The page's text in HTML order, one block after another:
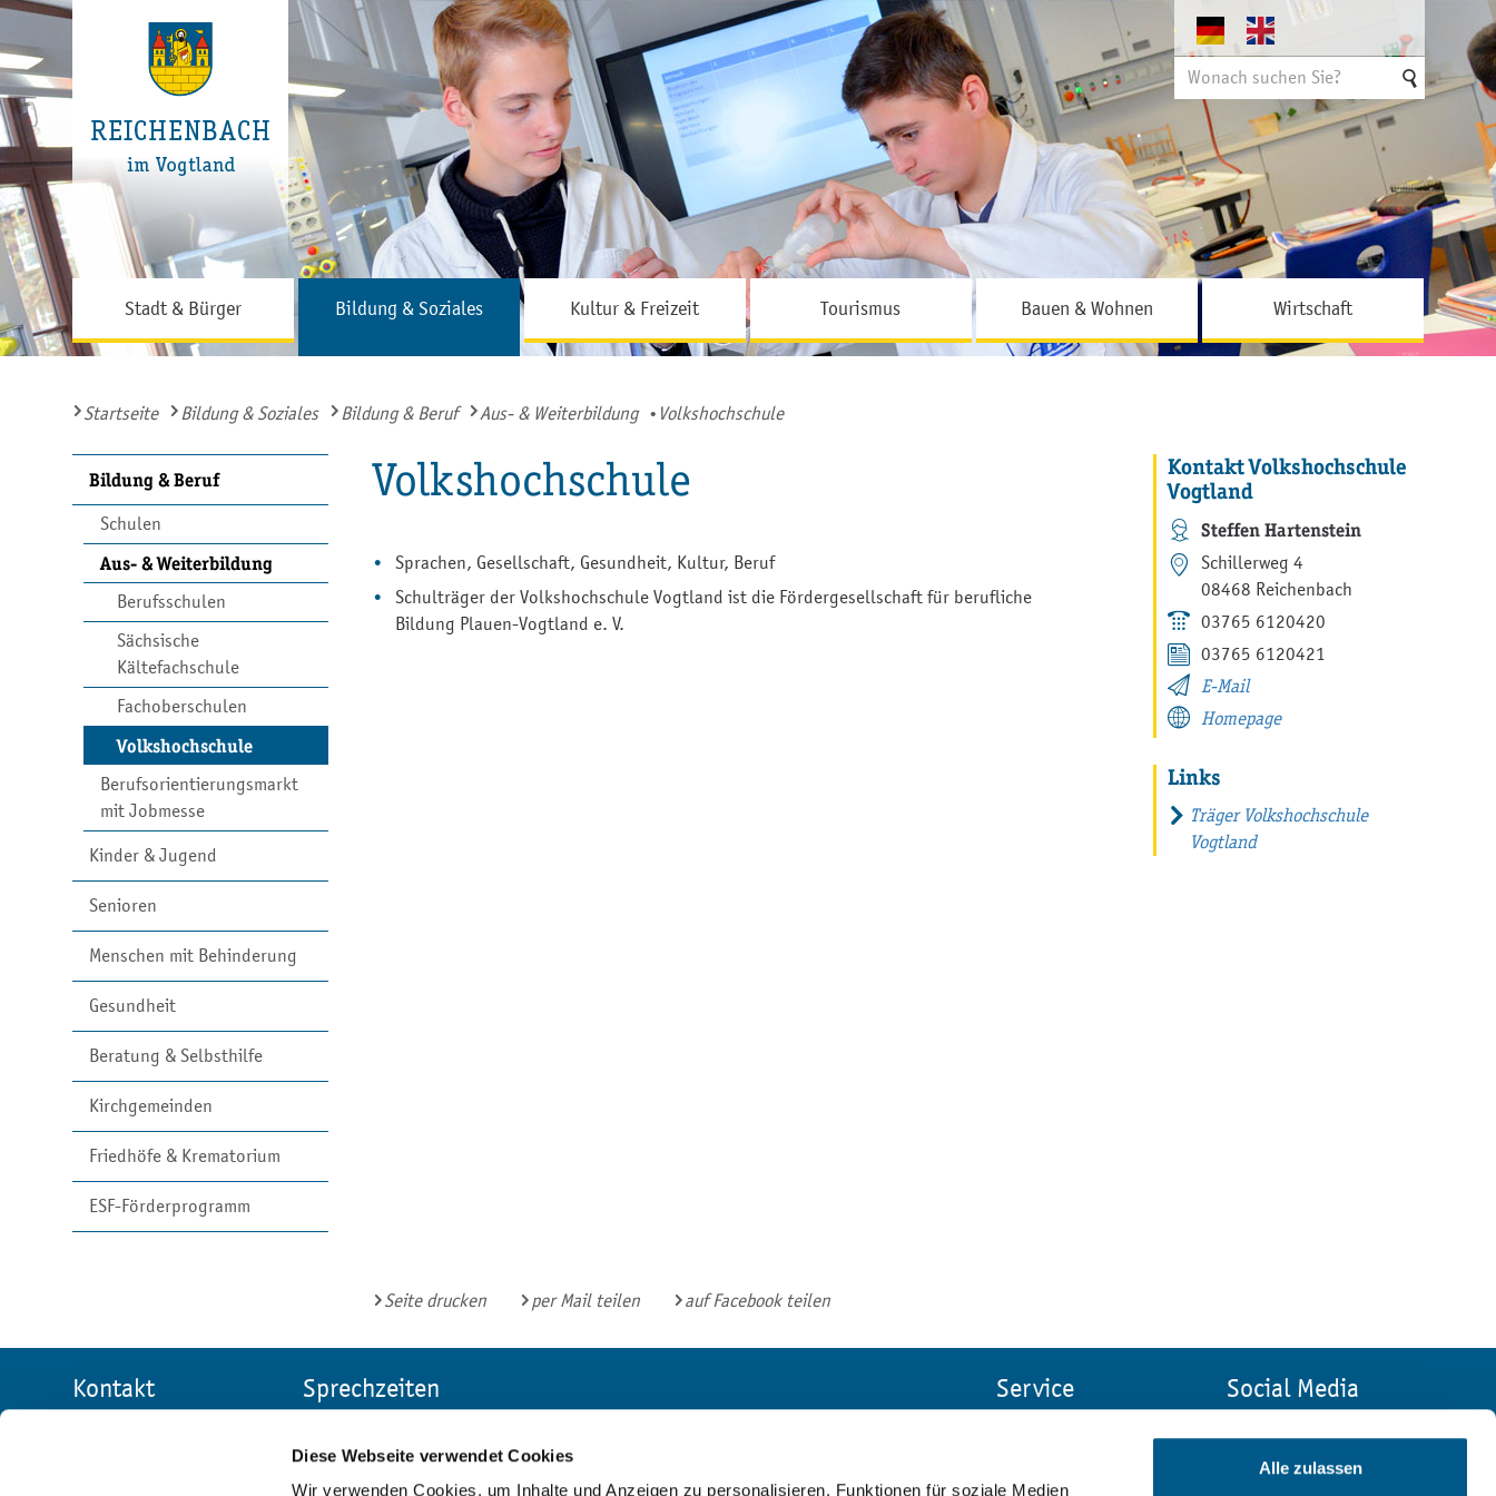
Diese Webseite verwendet Cookies
Wir verwenden Cookies, um Inhalte und Anzeigen zu personalisieren, Funktionen für soziale Medien
Alle zulassen
Hauptinhalt Fußbereich
Suchen
nach
Stadt & Bürger Bildung & Soziales Kultur & Freizeit Tourismus Bauen & Wohnen Wirtschaft
Startseite Bildung & Soziales Bildung & Beruf Aus- & Weiterbildung Volkshochschule
Bildung & Beruf
Schulen
Aus- & Weiterbildung
Berufsschulen
Sächsische
Kältefachschule
Fachoberschulen
Volkshochschule
Berufsorientierungsmarkt
mit Jobmesse
Kinder & Jugend
Senioren
Menschen mit Behinderung
Gesundheit
Beratung & Selbsthilfe
Kirchgemeinden
Friedhöfe & Krematorium
ESF-Förderprogramm
Volkshochschule
Sprachen, Gesellschaft, Gesundheit, Kultur, Beruf
Schulträger der Volkshochschule Vogtland ist die Fördergesellschaft für berufliche
Bildung Plauen-Vogtland e. V.
Seite drucken per Mail teilen auf Facebook teilen
Kontakt Volkshochschule
Vogtland
Steffen Hartenstein
Schillerweg 4
08468 Reichenbach
03765 6120420
03765 6120421
E-Mail
Homepage
Links
Träger Volkshochschule
Vogtland
Kontakt Sprechzeiten
Verwaltung
Mo: 9 - 12 Uhr
Bibliothek
Mo: 9 - 16 Uhr
Service
Suche
Social Media